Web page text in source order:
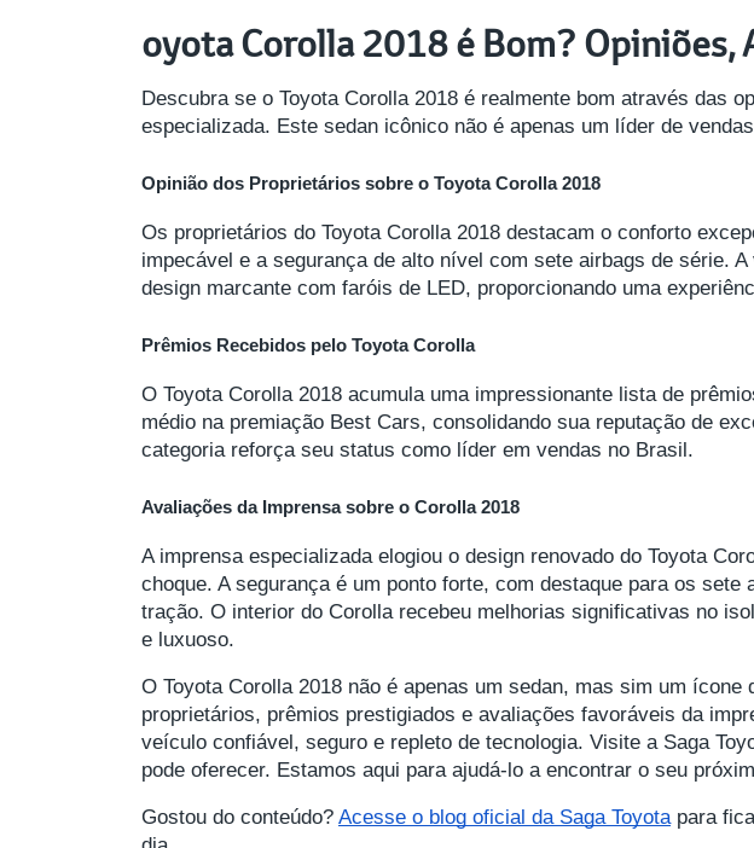
oyota Corolla 2018 é Bom? Opiniões,
Descubra se o Toyota Corolla 2018 é realmente bom através das
especializada. Este sedan icônico não é apenas um líder de
Opinião dos Proprietários sobre o Toyota Corolla 2018
Os proprietários do Toyota Corolla 2018 destacam o conforto
impecável e a segurança de alto nível com sete airbags de série.
design marcante com faróis de LED, proporcionando uma
Prêmios Recebidos pelo Toyota Corolla
O Toyota Corolla 2018 acumula uma impressionante lista de
médio na premiação Best Cars, consolidando sua reputação de
categoria reforça seu status como líder em vendas no Brasil.
Avaliações da Imprensa sobre o Corolla 2018
A imprensa especializada elogiou o design renovado do Toyota
choque. A segurança é um ponto forte, com destaque para os
tração. O interior do Corolla recebeu melhorias significativas no
e luxuoso.
O Toyota Corolla 2018 não é apenas um sedan, mas sim um
proprietários, prêmios prestigiados e avaliações favoráveis da
veículo confiável, seguro e repleto de tecnologia. Visite a Saga
pode oferecer. Estamos aqui para ajudá-lo a encontrar o seu
Gostou do conteúdo? Acesse o blog oficial da Saga Toyotapara